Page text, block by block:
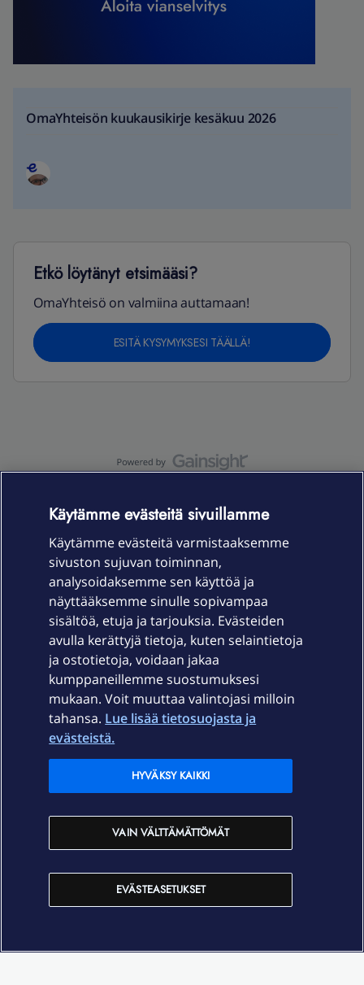
OmaYhteisön kuukausikirje kesäkuu 2026
Etkö löytänyt etsimääsi?
OmaYhteisö on valmiina auttamaan!
ESITÄ KYSYMYKSESI TÄÄLLÄ!
Laitteet & liittymät
Palvelut
Ajankohtaista
Elisa Oyj
In English
Käytämme evästeitä sivuillamme
Käytämme evästeitä varmistaaksemme
sivuston sujuvan toiminnan,
analysoidaksemme sen käyttöä ja
näyttääksemme sinulle sopivampaa
sisältöä, etuja ja tarjouksia. Evästeiden
avulla kerättyjä tietoja, kuten selaintietoja
ja ostotietoja, voidaan jakaa
kumppaneillemme suostumuksesi
mukaan. Voit muuttaa valintojasi milloin
tahansa. Lue lisää tietosuojasta ja
evästeistä.
EVÄSTEASETUKSET
VAIN VÄLTTÄMÄTTÖMÄT
HYVÄKSY KAIKKI